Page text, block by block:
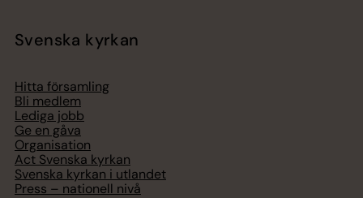
Svenska kyrkan
Hitta församling
Bli medlem
Lediga jobb
Ge en gåva
Organisation
Act Svenska kyrkan
Svenska kyrkan i utlandet
Press – nationell nivå